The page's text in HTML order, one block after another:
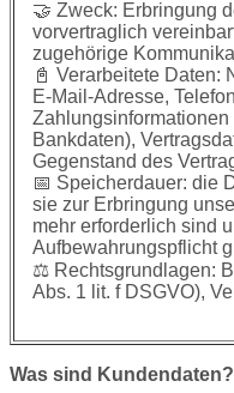
🤝 Zweck: Erbringung
vorvertraglich
zugehörige
📓 Verarbeitete Daten:
E-Mail-Adresse,
Bankdaten),
Gegenstand des
📅 Speicherdauer: die
sie zur Erbringung
mehr erforderlich sind
Aufbewahrungspflicht
⚖️ Rechtsgrundlagen:
Abs. 1 lit. f DSGVO),
Was sind Kundendaten?